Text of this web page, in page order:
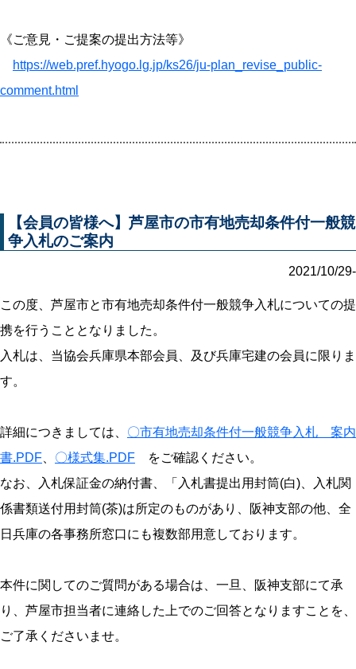
《ご意見・ご提案の提出方法等》
https://web.pref.hyogo.lg.jp/ks26/ju-plan_revise_public-
comment.html
【会員の皆様へ】芦屋市の市有地売却条件付一般競
争入札のご案内
2021/10/29-
この度、芦屋市と市有地売却条件付一般競争入札についての提
携を行うこととなりました。
入札は、当協会兵庫県本部会員、及び兵庫宅建の会員に限りま
す。
詳細につきましては、 〇市有地売却条件付一般競争入札 案内
書.PDF
〇様式集.PDF をご確認ください。
なお、入札保証金の納付書、「入札書提出用封筒(白)、入札関
係書類送付用封筒(茶)は所定のものがあり、阪神支部の他、全
日兵庫の各事務所窓口にも複数部用意しております。
本件に関してのご質問がある場合は、一旦、阪神支部にて承
り、芦屋市担当者に連絡した上でのご回答となりますことを、
ご了承くださいませ。